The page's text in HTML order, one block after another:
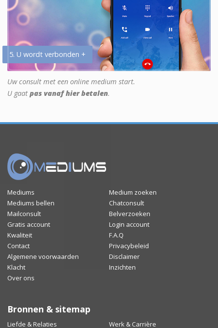
5. U wordt verbonden +
Uw consult met een online medium start.
U gaat pas vanaf hier betalen.
Mediums
Medium zoeken
Mediums bellen
Chatconsult
Mailconsult
Belverzoeken
Gratis account
Login account
Kwaliteit
F.A.Q
Contact
Privacybeleid
Algemene voorwaarden
Disclaimer
Klacht
Inzichten
Over ons
Bronnen & sitemap
Liefde & Relaties Werk & Carrière